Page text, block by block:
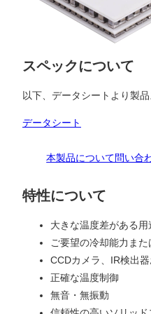
スペックについて
以下、データシートより製
データシート
本製品について問い合
特性について
大きな温度差がある用
ご要望の冷却能力ま
CCDカメラ、IR検出
正確な温度制御
無音・無振動